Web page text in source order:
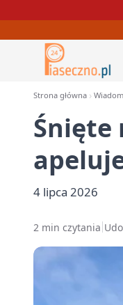
Strona główna
Śnięte
4 lipca 2026
2 min czytania